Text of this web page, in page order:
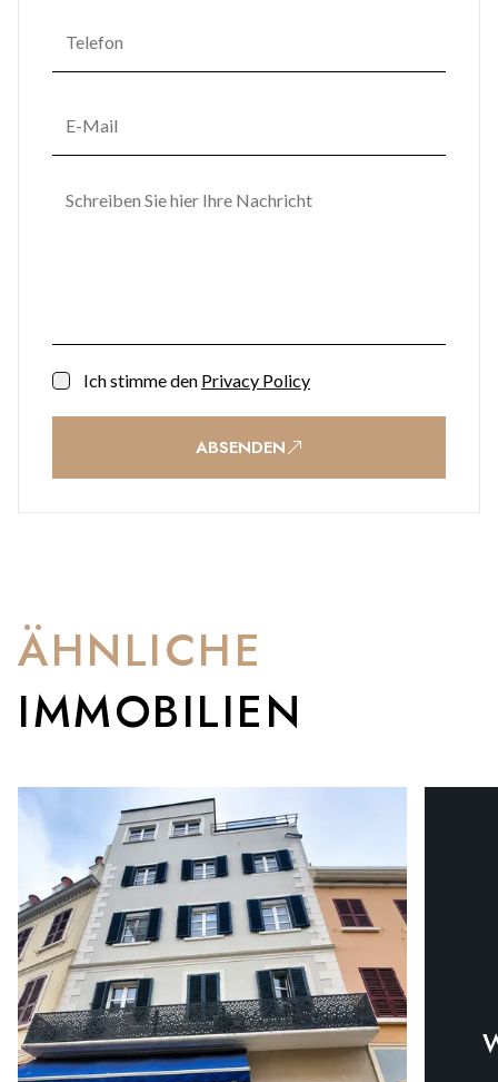
Ich stimme den Privacy Policy
ABSENDEN
ÄHNLICHE
IMMOBILIEN